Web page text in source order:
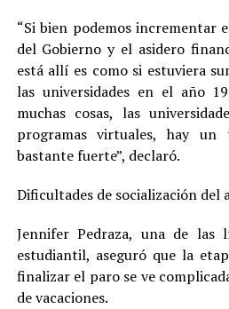
“Si bien podemos incrementar
del Gobierno y el asidero
está allí es como si estuviera
las universidades en el año
muchas cosas, las
programas virtuales, hay un
bastante fuerte”, declaró.
Dificultades de socialización del
Jennifer Pedraza, una de las
estudiantil, aseguró que la
finalizar el paro se ve
de vacaciones.